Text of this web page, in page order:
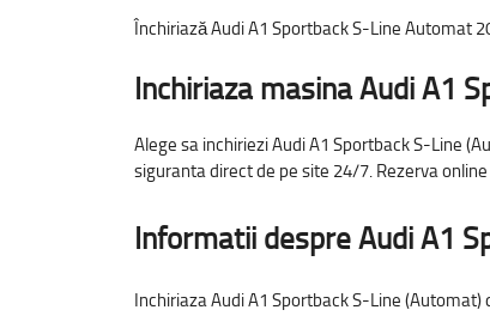
Închiriază Audi A1 Sportback S-Line Automat
Inchiriaza masina Audi A1
Alege sa inchiriezi Audi A1 Sportback S-Line
siguranta direct de pe site 24/7. Rezerva
Informatii despre Audi A1
Inchiriaza Audi A1 Sportback S-Line